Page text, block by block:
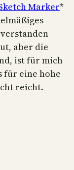
Marker*
aber die
ist für mich
für eine hohe
reicht.